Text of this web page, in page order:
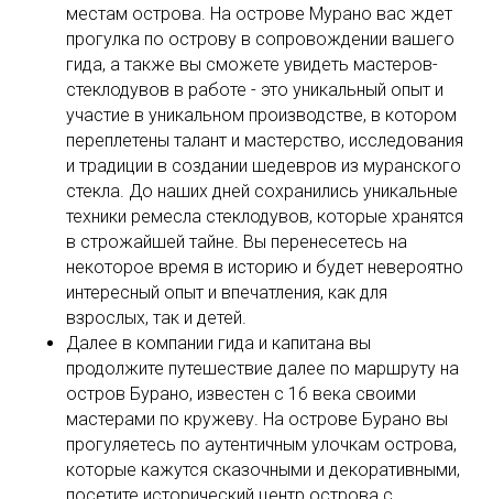
местам острова. На острове Мурано вас ждет
прогулка по острову в сопровождении вашего
гида, а также вы сможете увидеть мастеров-
стеклодувов в работе - это уникальный опыт и
участие в уникальном производстве, в котором
переплетены талант и мастерство, исследования
и традиции в создании шедевров из муранского
стекла. До наших дней сохранились уникальные
техники ремесла стеклодувов, которые хранятся
в строжайшей тайне. Вы перенесетесь на
некоторое время в историю и будет невероятно
интересный опыт и впечатления, как для
взрослых, так и детей.
Далее в компании гида и капитана вы
продолжите путешествие далее по маршруту на
остров Бурано, известен с 16 века своими
мастерами по кружеву. На острове Бурано вы
прогуляетесь по аутентичным улочкам острова,
которые кажутся сказочными и декоративными,